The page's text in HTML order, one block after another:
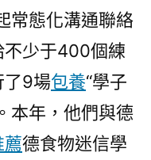
常態化溝通聯絡
不少于400個練
了9場包養“學子
本年，他們與德
薦德食物迷信學